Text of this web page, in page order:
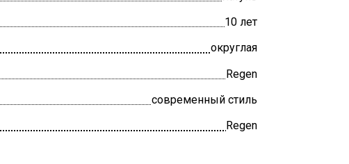
10 лет
округлая
Regen
современный стиль
Regen